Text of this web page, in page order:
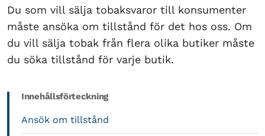
Du som vill sälja tobaksvaror till konsumenter
måste ansöka om tillstånd för det hos oss. Om
du vill sälja tobak från flera olika butiker måste
du söka tillstånd för varje butik.
Innehållsförteckning
Ansök om tillstånd